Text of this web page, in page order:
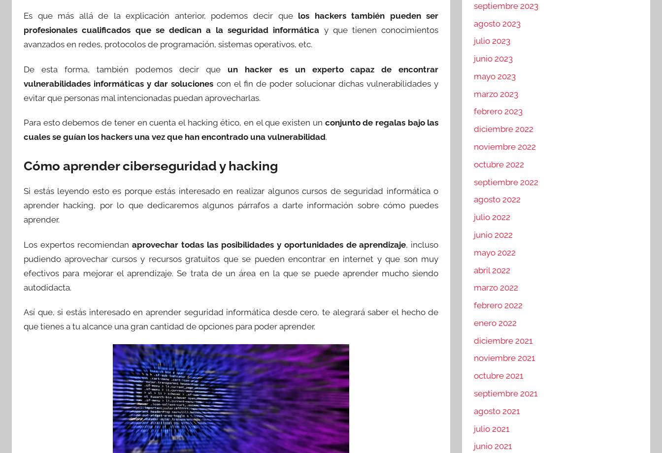
Es que más allá de la explicación anterior, podemos decir que los hackers también pueden ser
profesionales cualificados que se dedican a la seguridad informática y que tienen conocimientos
avanzados en redes, protocolos de programación, sistemas operativos, etc.
De esta forma, también podemos decir que un hacker es un experto capaz de encontrar
vulnerabilidades informáticas y dar soluciones con el fin de poder solucionar dichas vulnerabilidades y
evitar que personas mal intencionadas puedan aprovecharlas.
Para esto debemos de tener en cuenta el hacking ético, en el que existen un conjunto de regalas bajo las
cuales se guían los hackers una vez que han encontrado una vulnerabilidad.
Cómo aprender ciberseguridad y hacking
Si estás leyendo esto es porque estás interesado en realizar algunos cursos de seguridad informática o
aprender hacking, por lo que dedicaremos algunos párrafos a darte información sobre cómo puedes
aprender.
Los expertos recomiendan aprovechar todas las posibilidades y oportunidades de aprendizaje, incluso
pudiendo aprovechar cursos y recursos gratuitos que se pueden encontrar en internet y que son muy
efectivos para mejorar el aprendizaje. Se trata de un área en la que se puede aprender mucho siendo
autodidacta.
Así que, si estás interesado en aprender seguridad informática desde cero, te alegrará saber el hecho de
que tienes a tu alcance una gran cantidad de opciones para poder aprender.
septiembre 2023
agosto 2023
julio 2023
junio 2023
mayo 2023
marzo 2023
febrero 2023
diciembre 2022
noviembre 2022
octubre 2022
septiembre 2022
agosto 2022
julio 2022
junio 2022
mayo 2022
abril 2022
marzo 2022
febrero 2022
enero 2022
diciembre 2021
noviembre 2021
octubre 2021
septiembre 2021
agosto 2021
julio 2021
junio 2021